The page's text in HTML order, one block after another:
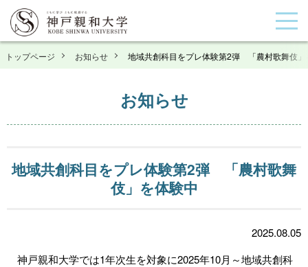
トップページ お知らせ 地域共創科目をプレ体験第2弾 「農村歌舞伎」
お知らせ
地域共創科目をプレ体験第2弾 「農村歌舞
伎」を体験中
2025.08.05
神戸親和大学では1年次生を対象に2025年10月～地域共創科